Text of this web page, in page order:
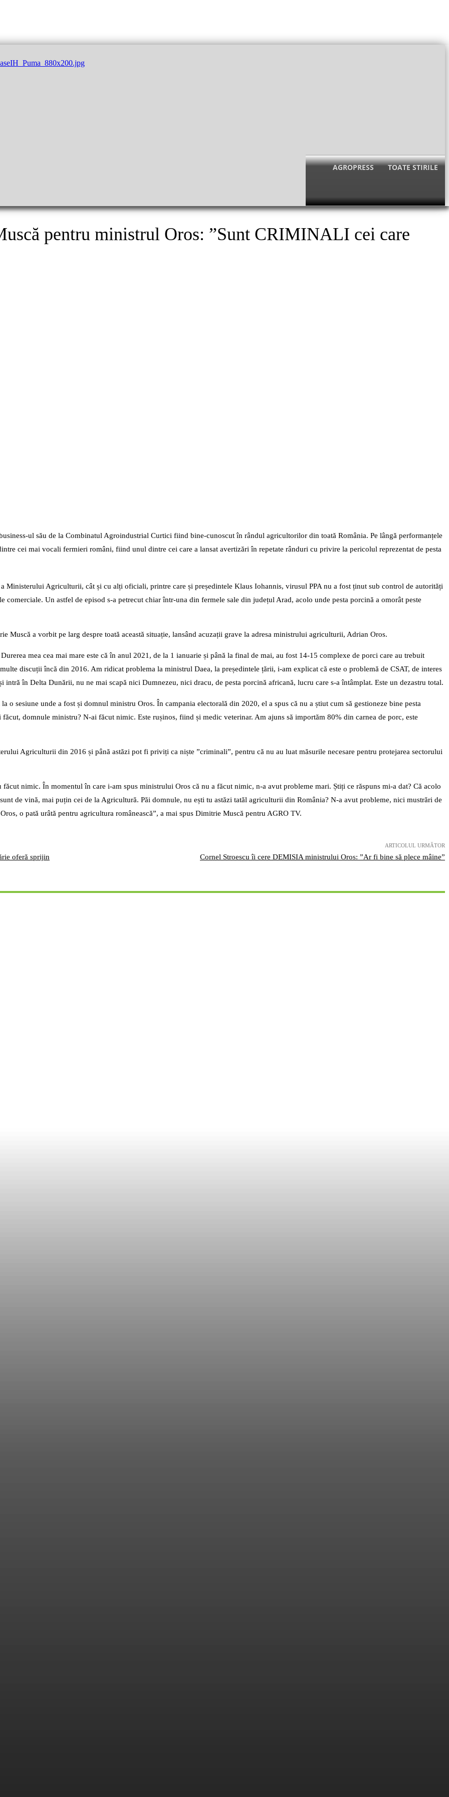
AGROPRESS TOATE STIRILE
pentru ministrul Oros: ”Sunt CRIMINALI cei care
ul său de la Combinatul Agroindustrial Curtici fiind bine-cunoscut în rândul agricultorilor din toată România. Pe lângă performanțele
cei mai vocali fermieri români, fiind unul dintre cei care a lansat avertizări în repetate rânduri cu privire la pericolul reprezentat de pesta
Ministerului Agriculturii, cât și cu alți oficiali, printre care și președintele Klaus Iohannis, virusul PPA nu a fost ținut sub control de autorități
Un astfel de episod s-a petrecut chiar într-una din fermele sale din județul Arad, acolo unde pesta porcină a omorât peste
a vorbit pe larg despre toată această situație, lansând acuzații grave la adresa ministrului agriculturii, Adrian Oros.
mea cea mai mare este că în anul 2021, de la 1 ianuarie și până la final de mai, au fost 14-15 complexe de porci care au trebuit
discuții încă din 2016. Am ridicat problema la ministrul Daea, la președintele țării, i-am explicat că este o problemă de CSAT, de interes
în Delta Dunării, nu ne mai scapă nici Dumnezeu, nici dracu, de pesta porcină africană, lucru care s-a întâmplat. Este un dezastru total.
sesiune unde a fost și domnul ministru Oros. În campania electorală din 2020, el a spus că nu a știut cum să gestioneze bine pesta
domnule ministru? N-ai făcut nimic. Este rușinos, fiind și medic veterinar. Am ajuns să importăm 80% din carnea de porc, este
Agriculturii din 2016 și până astăzi pot fi priviți ca niște ”criminali”, pentru că nu au luat măsurile necesare pentru protejarea sectorului
nimic. În momentul în care i-am spus ministrului Oros că nu a făcut nimic, n-a avut probleme mari. Știți ce răspuns mi-a dat? Că acolo
de vină, mai puțin cei de la Agricultură. Păi domnule, nu ești tu astăzi tatăl agriculturii din România? N-a avut probleme, nici mustrări de
o pată urâtă pentru agricultura românească”, a mai spus Dimitrie Muscă pentru AGRO TV.
oferă sprijin
ARTICOLUL URMĂTOR
Cornel Stroescu îi cere DEMISIA ministrului Oros: ”Ar fi bine să plece mâine”